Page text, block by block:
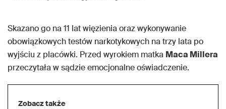
Skazano go na 11 lat więzienia oraz wykonywanie
obowiązkowych testów narkotykowych na trzy lata po
wyjściu z placówki. Przed wyrokiem matka Maca Millera
przeczytała w sądzie emocjonalne oświadczenie.
Zobacz także